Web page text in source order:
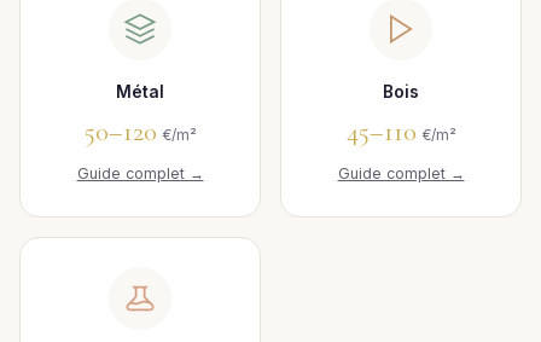
Métal
50–120 €/m²
Guide complet →
Bois
45–110 €/m²
Guide complet →